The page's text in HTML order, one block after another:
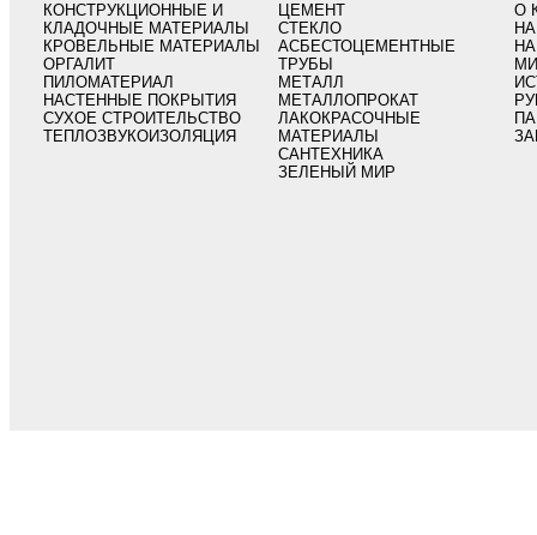
КОНСТРУКЦИОННЫЕ И
КЛАДОЧНЫЕ МАТЕРИАЛЫ
КРОВЕЛЬНЫЕ МАТЕРИАЛЫ
ОРГАЛИТ
ПИЛОМАТЕРИАЛ
НАСТЕННЫЕ ПОКРЫТИЯ
СУХОЕ СТРОИТЕЛЬСТВО
ТЕПЛОЗВУКОИЗОЛЯЦИЯ
ЦЕМЕНТ
СТЕКЛО
АСБЕСТОЦЕМЕНТНЫЕ
ТРУБЫ
МЕТАЛЛ
МЕТАЛЛОПРОКАТ
ЛАКОКРАСОЧНЫЕ
МАТЕРИАЛЫ
САНТЕХНИКА
ЗЕЛЕНЫЙ МИР
О